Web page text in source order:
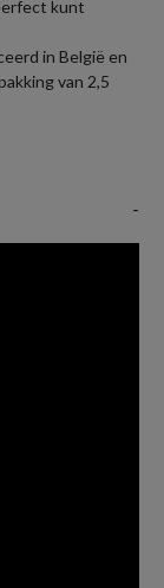
kunt
in België en
van 2,5
-